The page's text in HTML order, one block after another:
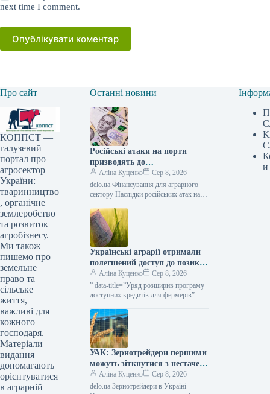
next time I comment.
Опублікувати коментар
Про сайт
КОППСТ —
галузевий
портал про
агросектор
України:
тваринництво
, органічне
землеробство
та розвиток
агробізнесу.
Ми також
пишемо про
земельне
право та
сільське
життя,
важливі для
кожного
господаря.
Матеріали
видання
допомагають
орієнтуватися
в аграрній
Останні новини
Російські атаки на порти
призводять до
багатомільярдних збитків для
України: один удар сягає 30
мільйонів доларів —
Аліна Куценко
Сер 8, 2026
delo.ua Фінансування для аграрного
сектору Наслідки російських атак на
можуть сягати прямих збитків у
десятки мільйонів доларів.…
Українські аграрії отримали
полегшений доступ до позик
за програмою «5-7-9%» для
весняних польових робіт та
господарських потреб —
Аліна Куценко
Сер 8, 2026
” data-title=”Уряд розширив програму
доступних кредитів для фермерів”
url=”https://kurkul.com/news/41873-
uryad-rozshiriv-programu-dostupnih-
kreditiv-dlya-fermeriv”>
УАК: Зернотрейдери першими
можуть зіткнутися з нестачею
грошових коштів через
проблеми з логістикою —
Аліна Куценко
Сер 8, 2026
delo.ua Зернотрейдери в Україні
и